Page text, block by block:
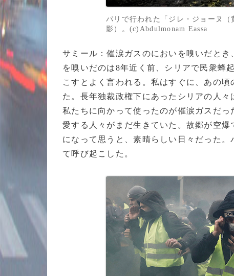
パリで行われた「ジレ・ジョーヌ
影）。(c)Abdulmonam Eassa
サミール：催涙ガスのにおいを嗅いだと
を嗅いだのは8年近く前、シリアで民衆蜂
こすとよく言われる。私はすぐに、あの
た。長年独裁政権下にあったシリアの人
私たちに向かって使ったのが催涙ガスだ
愛する人々がまだ生きていた。故郷が空
になって思うと、素晴らしい日々だった
て呼び起こした。